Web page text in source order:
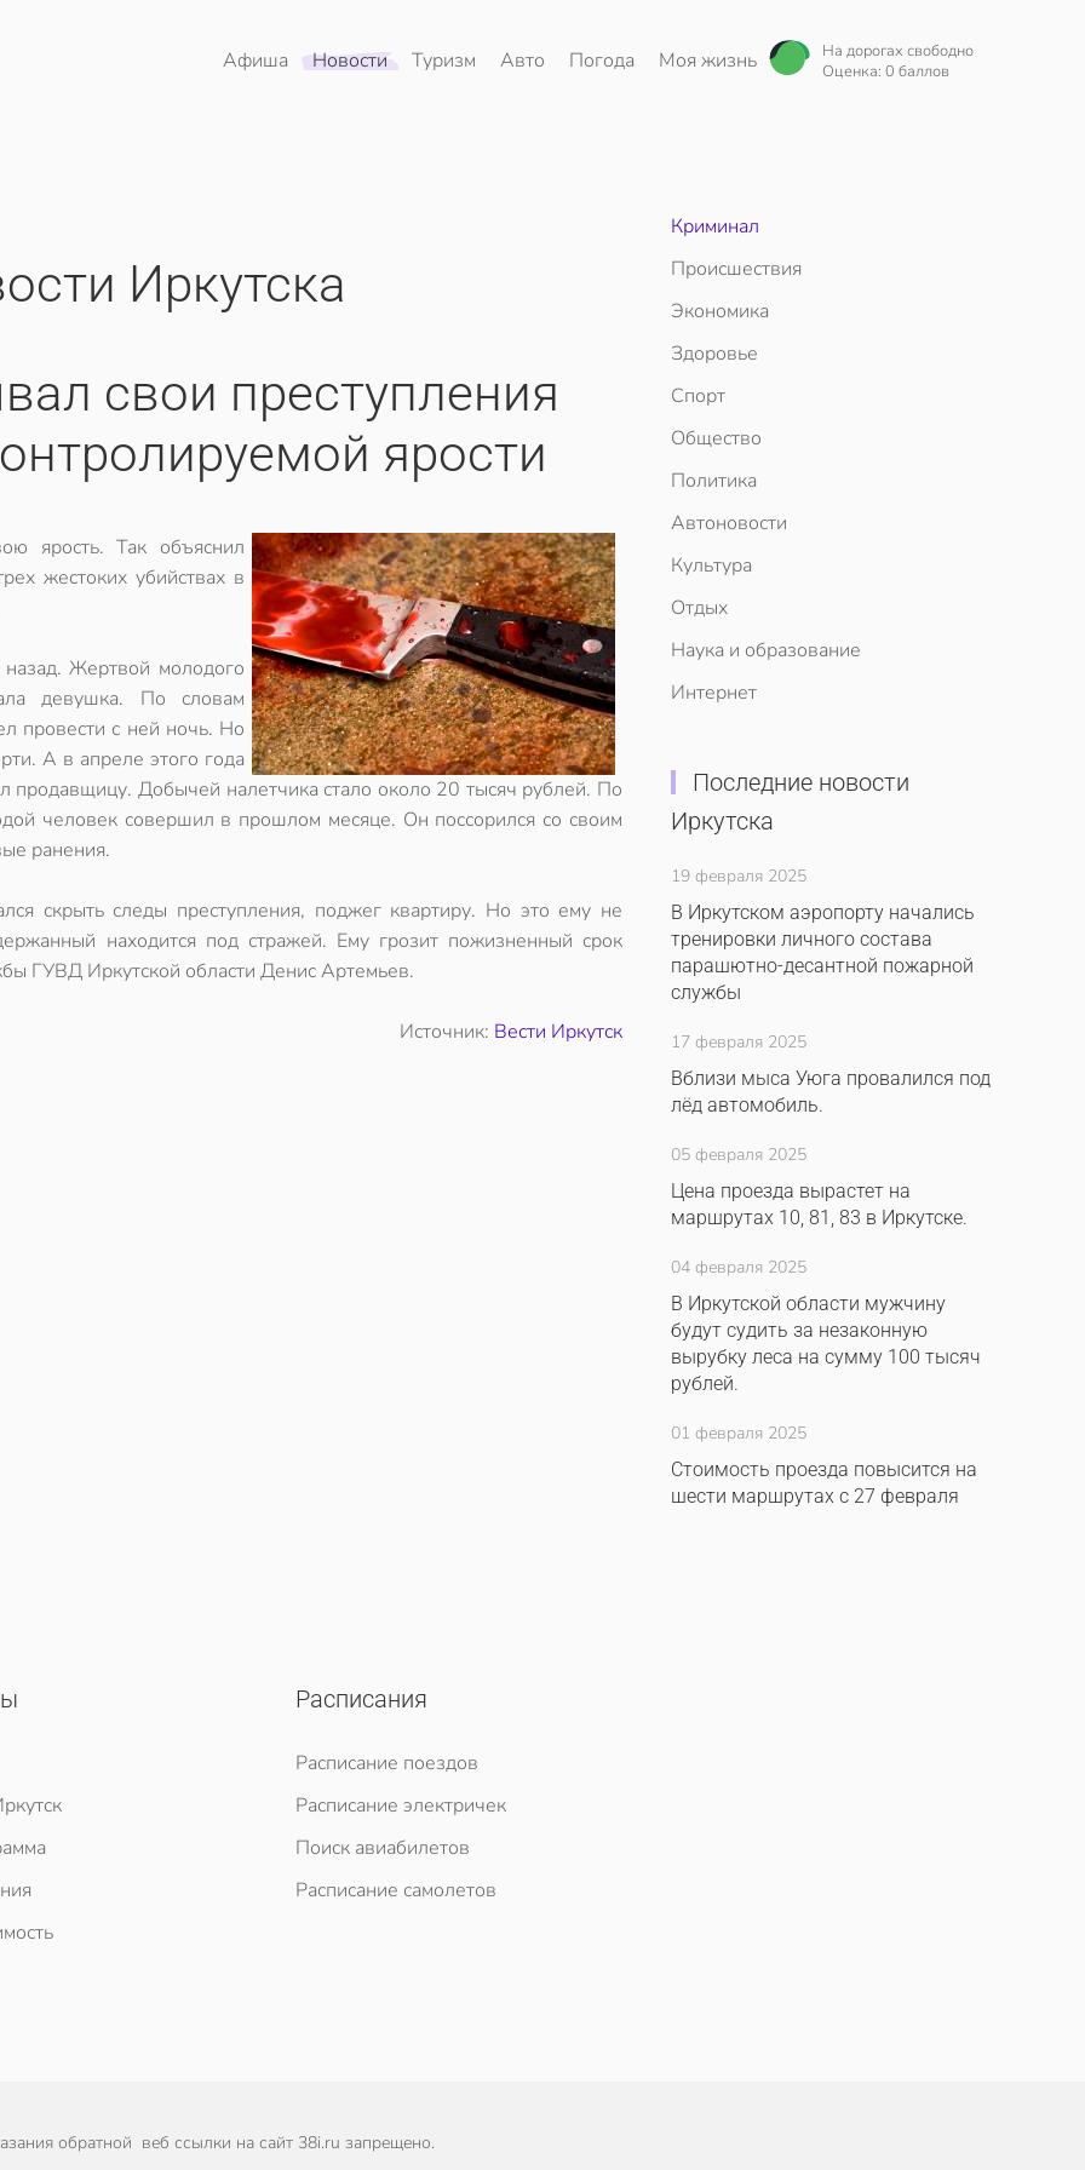
Афиша Новости Туризм Авто Погода Моя жизнь
На дорогах свободно
Оценка: 0 баллов
Иркутска
свои преступления
ярости
ярость. Так объяснил
жестоких убийствах в
Жертвой молодого
девушка. По словам
провести с ней ночь. Но
А в апреле этого года
продавщицу. Добычей налетчика стало около 20 тысяч рублей. По
человек совершил в прошлом месяце. Он поссорился со своим
ранения.
скрыть следы преступления, поджег квартиру. Но это ему не
находится под стражей. Ему грозит пожизненный срок
ГУВД Иркутской области Денис Артемьев.
Источник: Вести Иркутск
Криминал
Происшествия
Экономика
Здоровье
Спорт
Общество
Политика
Автоновости
Культура
Отдых
Наука и образование
Интернет
Последние новости
Иркутска
19 февраля 2025
В Иркутском аэропорту начались
тренировки личного состава
парашютно-десантной пожарной
службы
17 февраля 2025
Вблизи мыса Уюга провалился под
лёд автомобиль.
05 февраля 2025
Цена проезда вырастет на
маршрутах 10, 81, 83 в Иркутске.
04 февраля 2025
В Иркутской области мужчину
будут судить за незаконную
вырубку леса на сумму 100 тысяч
рублей.
01 февраля 2025
Стоимость проезда повысится на
шести маршрутах с 27 февраля
Расписания
Расписание поездов
Расписание электричек
Поиск авиабилетов
Расписание самолетов
обратной веб ссылки на сайт 38i.ru запрещено.